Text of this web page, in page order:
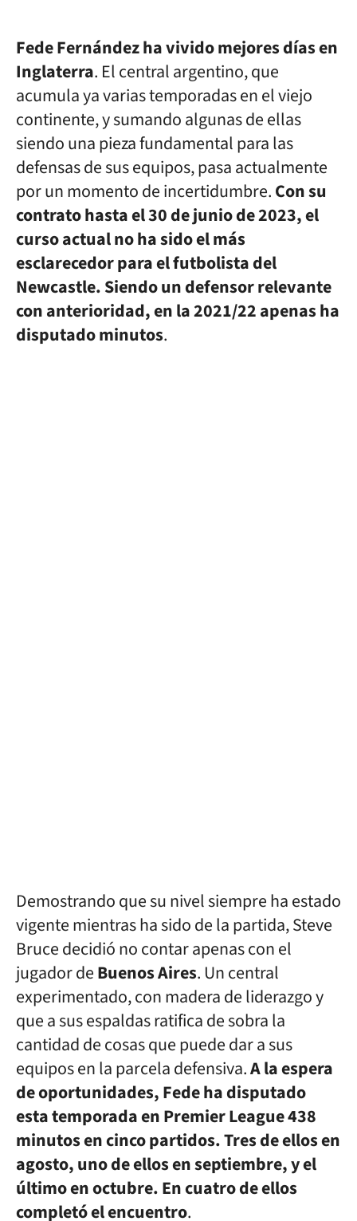
Fede Fernández ha vivido mejores días en
Inglaterra. El central argentino, que
acumula ya varias temporadas en el viejo
continente, y sumando algunas de ellas
siendo una pieza fundamental para las
defensas de sus equipos, pasa actualmente
por un momento de incertidumbre.Con su
contrato hasta el 30 de junio de 2023, el
curso actual no ha sido el más
esclarecedor para el futbolista del
Newcastle. Siendo un defensor relevante
con anterioridad, en la 2021/22 apenas ha
disputado minutos.
Demostrando que su nivel siempre ha estado
vigente mientras ha sido de la partida, Steve
Bruce decidió no contar apenas con el
jugador deBuenos Aires. Un central
experimentado, con madera de liderazgo y
que a sus espaldas ratifica de sobra la
cantidad de cosas que puede dar a sus
equipos en la parcela defensiva.A la espera
de oportunidades, Fede ha disputado
esta temporada en Premier League 438
minutos en cinco partidos. Tres de ellos en
agosto, uno de ellos en septiembre, y el
último en octubre. En cuatro de ellos
completó el encuentro.